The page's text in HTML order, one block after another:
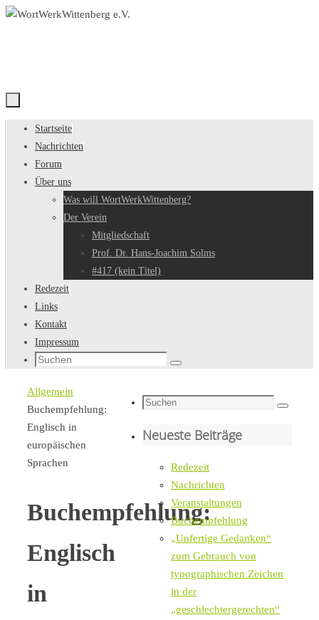
Zum
Zum
Inhalt
springen
Startseite
Nachrichten
Forum
Über uns
Was will WortWerkWittenberg?
Der Verein
Mitgliedschaft
Prof. Dr. Hans-Joachim Solms
#417 (kein Titel)
Redezeit
Links
Kontakt
Impressum
Suche
Suchen
Startseite
Allgemein
Buchempfehlung:
Englisch in
europäischen
Sprachen
Buchempfehlung:
Englisch
in
Suche
Suchen
Neueste Beiträge
Redezeit
Nachrichten
Veranstaltungen
Buchempfehlung
„Unfertige Gedanken“
zum Gebrauch von
typographischen Zeichen
in der
„geschlechtergerechten“